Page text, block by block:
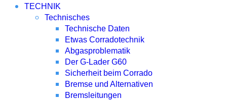
TECHNIK
Technisches
Technische Daten
Etwas Corradotechnik
Abgasproblematik
Der G-Lader G60
Sicherheit beim Corrado
Bremse und Alternativen
Bremsleitungen